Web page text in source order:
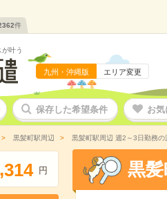
件
叶う
九州・沖縄版 エリア変更
保存した希望条件 お
黒髪町駅周辺 黒髪町駅周辺 週2～3日勤務の
314 円 黒